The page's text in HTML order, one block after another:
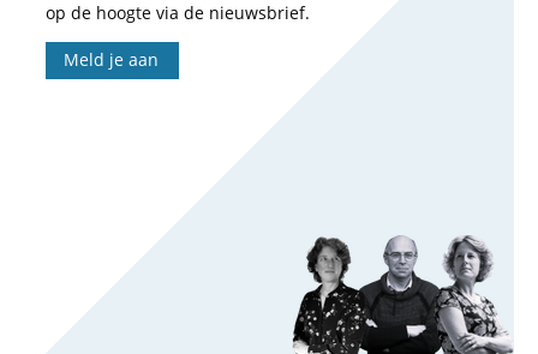
op de hoogte via de nieuwsbrief.
Meld je aan